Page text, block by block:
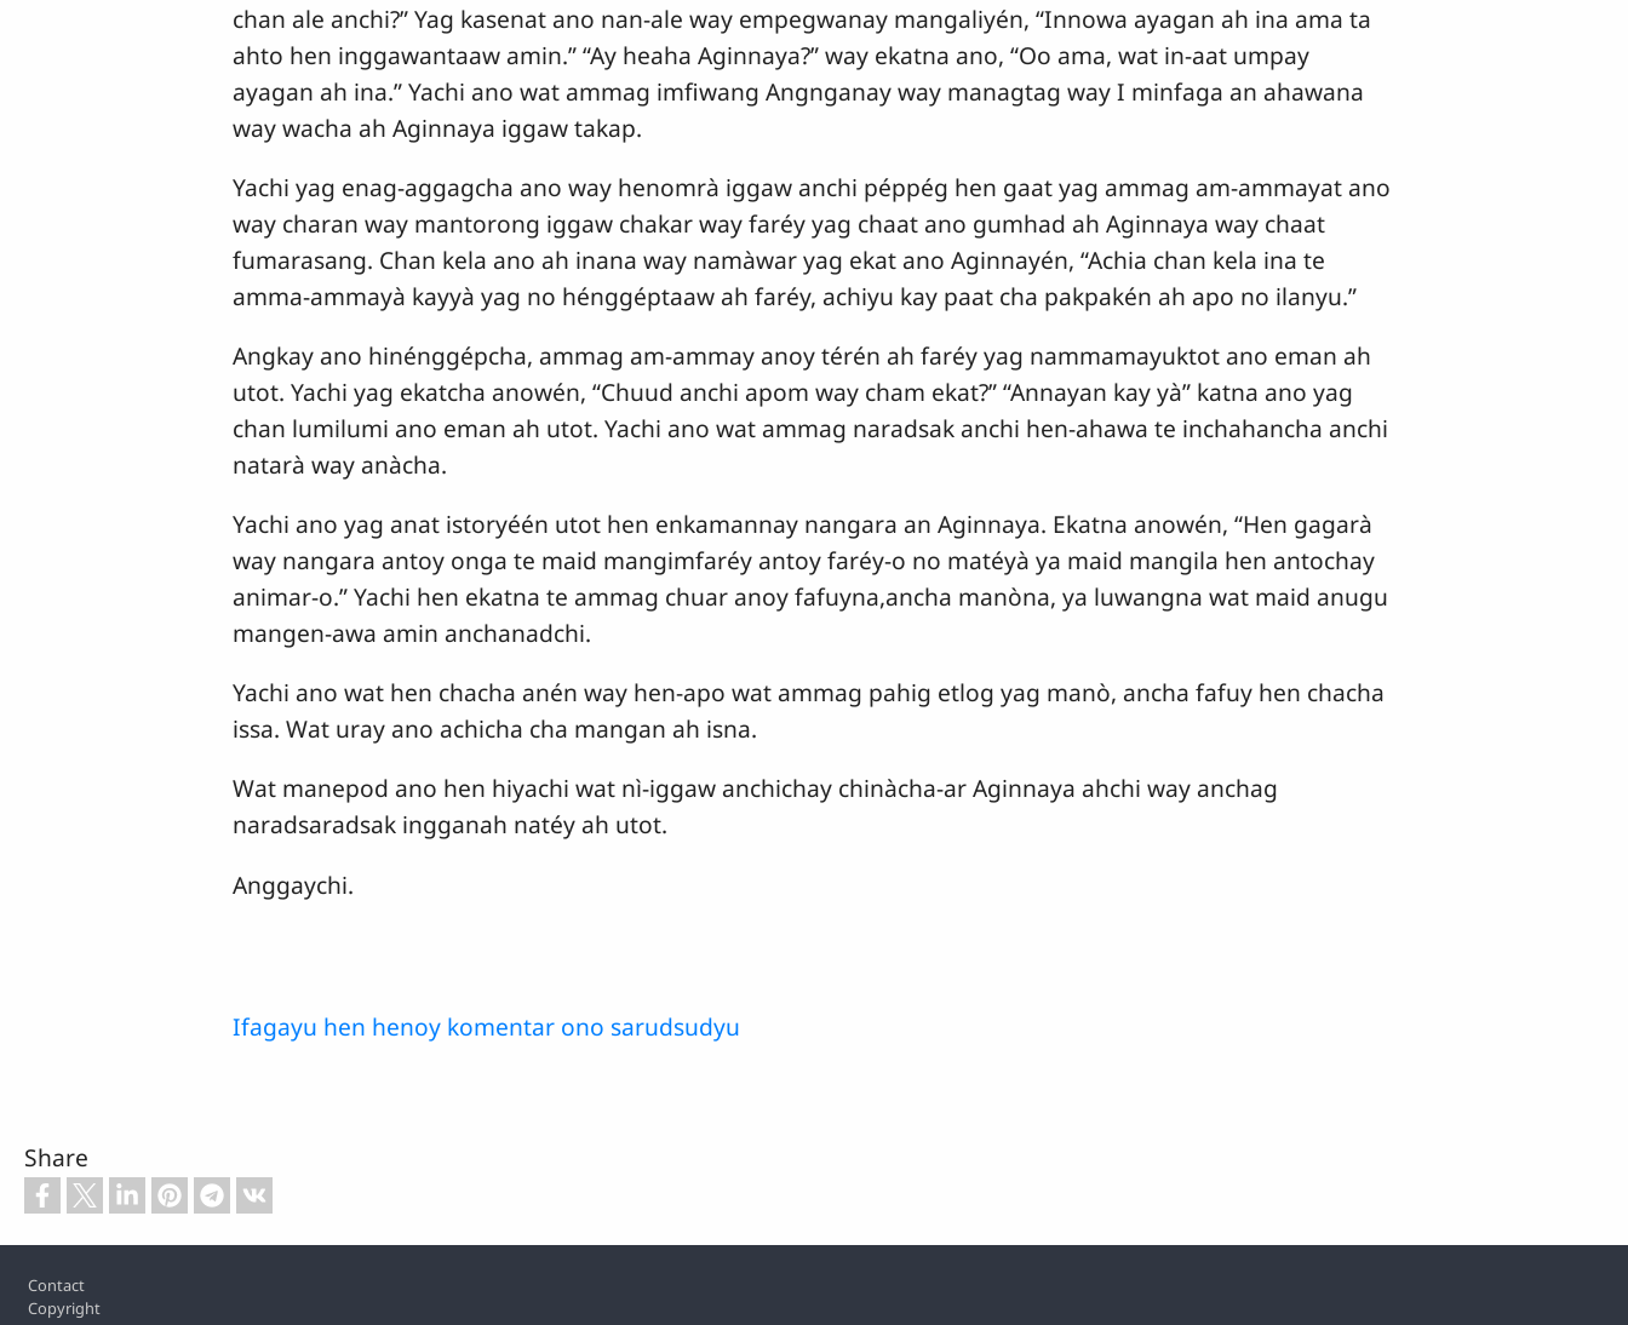
chan ale anchi?” Yag kasenat ano nan-ale way empegwanay mangaliyén, “Innowa ayagan ah ina ama ta
ahto hen inggawantaaw amin.” “Ay heaha Aginnaya?” way ekatna ano, “Oo ama, wat in-aat umpay
ayagan ah ina.” Yachi ano wat ammag imfiwang Angnganay way managtag way I minfaga an ahawana
way wacha ah Aginnaya iggaw takap.
Yachi yag enag-aggagcha ano way henomrà iggaw anchi péppég hen gaat yag ammag am-ammayat ano
way charan way mantorong iggaw chakar way faréy yag chaat ano gumhad ah Aginnaya way chaat
fumarasang. Chan kela ano ah inana way namàwar yag ekat ano Aginnayén, “Achia chan kela ina te
amma-ammayà kayyà yag no hénggéptaaw ah faréy, achiyu kay paat cha pakpakén ah apo no ilanyu.”
Angkay ano hinénggépcha, ammag am-ammay anoy térén ah faréy yag nammamayuktot ano eman ah
utot. Yachi yag ekatcha anowén, “Chuud anchi apom way cham ekat?” “Annayan kay yà” katna ano yag
chan lumilumi ano eman ah utot. Yachi ano wat ammag naradsak anchi hen-ahawa te inchahancha anchi
natarà way anàcha.
Yachi ano yag anat istoryéén utot hen enkamannay nangara an Aginnaya. Ekatna anowén, “Hen gagarà
way nangara antoy onga te maid mangimfaréy antoy faréy-o no matéyà ya maid mangila hen antochay
animar-o.” Yachi hen ekatna te ammag chuar anoy fafuyna,ancha manòna, ya luwangna wat maid anugu
mangen-awa amin anchanadchi.
Yachi ano wat hen chacha anén way hen-apo wat ammag pahig etlog yag manò, ancha fafuy hen chacha
issa. Wat uray ano achicha cha mangan ah isna.
Wat manepod ano hen hiyachi wat nì-iggaw anchichay chinàcha-ar Aginnaya ahchi way anchag
naradsaradsak ingganah natéy ah utot.
Anggaychi.
Ifagayu hen henoy komentar ono sarudsudyu
Share
Footer
Contact
Copyright